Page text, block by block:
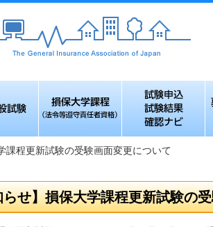
令等遵守責任者資
格）
確認ナビ
課程更新試験の受験画面変更について
らせ】損保大学課程更新試験の